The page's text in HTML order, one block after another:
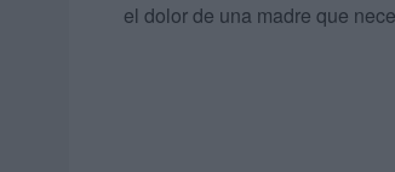
el dolor de una madre que